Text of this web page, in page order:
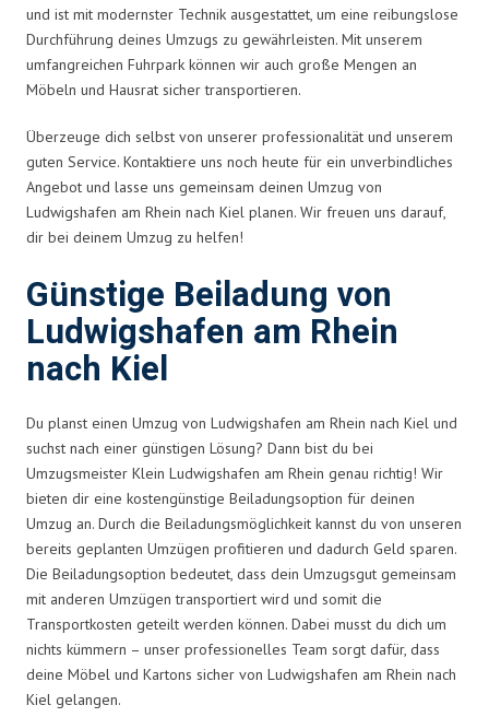
und ist mit modernster Technik ausgestattet, um eine reibungslose
Durchführung deines Umzugs zu gewährleisten. Mit unserem
umfangreichen Fuhrpark können wir auch große Mengen an
Möbeln und Hausrat sicher transportieren.
Überzeuge dich selbst von unserer professionalität und unserem
guten Service. Kontaktiere uns noch heute für ein unverbindliches
Angebot und lasse uns gemeinsam deinen Umzug von
Ludwigshafen am Rhein nach Kiel planen. Wir freuen uns darauf,
dir bei deinem Umzug zu helfen!
Günstige Beiladung von
Ludwigshafen am Rhein
nach Kiel
Du planst einen Umzug von Ludwigshafen am Rhein nach Kiel und
suchst nach einer günstigen Lösung? Dann bist du bei
Umzugsmeister Klein Ludwigshafen am Rhein genau richtig! Wir
bieten dir eine kostengünstige Beiladungsoption für deinen
Umzug an. Durch die Beiladungsmöglichkeit kannst du von unseren
bereits geplanten Umzügen profitieren und dadurch Geld sparen.
Die Beiladungsoption bedeutet, dass dein Umzugsgut gemeinsam
mit anderen Umzügen transportiert wird und somit die
Transportkosten geteilt werden können. Dabei musst du dich um
nichts kümmern – unser professionelles Team sorgt dafür, dass
deine Möbel und Kartons sicher von Ludwigshafen am Rhein nach
Kiel gelangen.